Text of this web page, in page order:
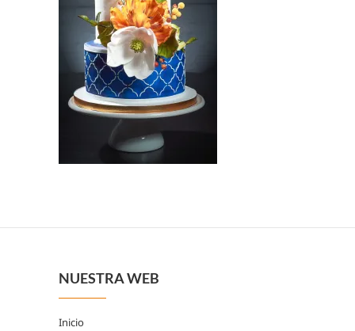
NUESTRA WEB
Inicio